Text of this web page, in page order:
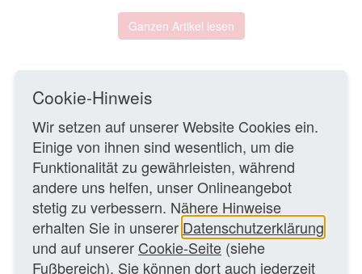
Ganzen Artikel lesen
ZURÜCK ZUR ÜBERSICHTSSEITE
WEITERE TEXTE
Drittsendezeiten bei Sat 1: Der Privatsender klagt
erneut gegen die LMKLeitartikel
Cookie-Hinweis
Wir setzen auf unserer Website Cookies ein.
Einige von ihnen sind wesentlich, um die
Funktionalität zu gewährleisten, während
andere uns helfen, unser Onlineangebot
stetig zu verbessern. Nähere Hinweise
erhalten Sie in unserer Datenschutzerklärung
und auf unserer Cookie-Seite (siehe
Fußbereich). Sie können dort auch jederzeit